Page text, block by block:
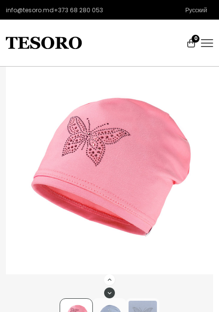
info@tesoro.md+373 68 280 053 Русский
0